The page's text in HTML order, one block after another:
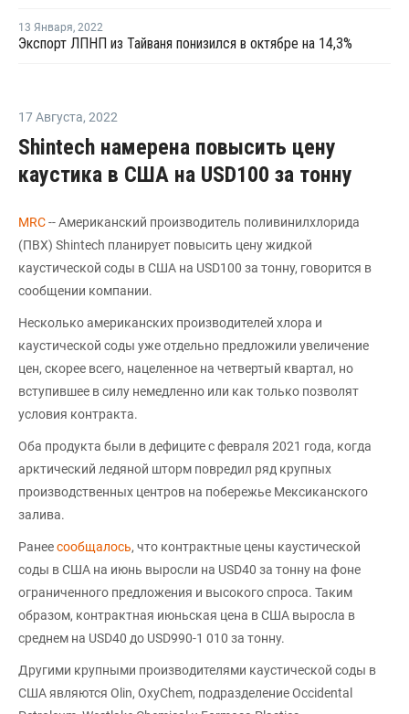
13 Января, 2022
Экспорт ЛПНП из Тайваня понизился в октябре на 14,3%
17 Августа, 2022
Shintech намерена повысить цену
каустика в США на USD100 за тонну
MRC-- Американский производитель поливинилхлорида
(ПВХ) Shintech планирует повысить цену жидкой
каустической соды в США на USD100 за тонну, говорится в
сообщении компании.
Несколько американских производителей хлора и
каустической соды уже отдельно предложили увеличение
цен, скорее всего, нацеленное на четвертый квартал, но
вступившее в силу немедленно или как только позволят
условия контракта.
Оба продукта были в дефиците с февраля 2021 года, когда
арктический ледяной шторм повредил ряд крупных
производственных центров на побережье Мексиканского
залива.
Ранеесообщалось, что контрактные цены каустической
соды в США на июнь выросли на USD40 за тонну на фоне
ограниченного предложения и высокого спроса. Таким
образом, контрактная июньская цена в США выросла в
среднем на USD40 до USD990-1 010 за тонну.
Другими крупными производителями каустической соды в
США являются Olin, OxyChem, подразделение Occidental